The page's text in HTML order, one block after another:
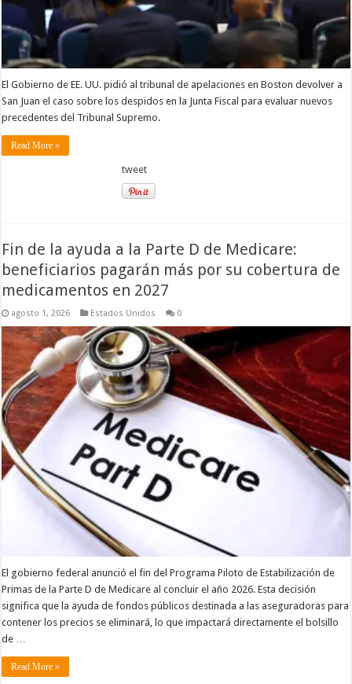
El Gobierno de EE. UU. pidió al tribunal de apelaciones en Boston devolver a
San Juan el caso sobre los despidos en la Junta Fiscal para evaluar nuevos
precedentes del Tribunal Supremo.
Read More »
tweet
Fin de la ayuda a la Parte D de Medicare:
beneficiarios pagarán más por su cobertura de
medicamentos en 2027
agosto 1, 2026 Estados Unidos 0
El gobierno federal anunció el fin del Programa Piloto de Estabilización de
Primas de la Parte D de Medicare al concluir el año 2026. Esta decisión
significa que la ayuda de fondos públicos destinada a las aseguradoras para
contener los precios se eliminará, lo que impactará directamente el bolsillo
de …
Read More »